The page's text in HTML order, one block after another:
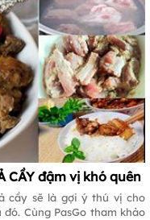
CẦY đậm vị khó quên
cầy sẽ là gợi ý thú vị cho
Cùng PasGo tham khảo